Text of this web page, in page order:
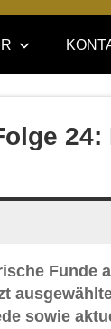
24:
Funde
sowie